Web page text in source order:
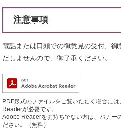
注意事項
電話または口頭での御意見の受付、
たしませんので、御了承ください。
PDF形式のファイルをご覧いただく場合に
Readerが必要です。
Adobe Readerをお持ちでない方は、バナー
ださい。（無料）